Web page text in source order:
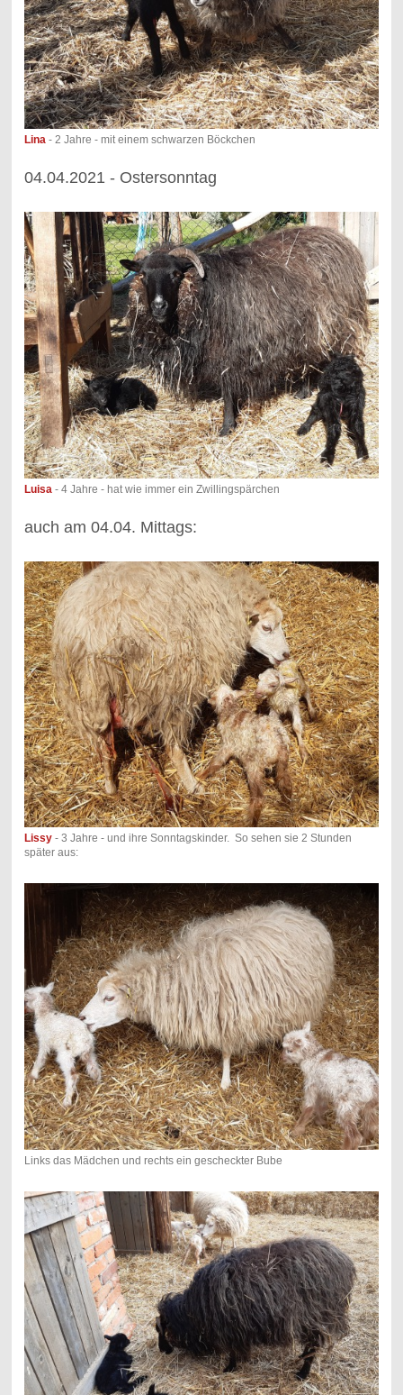
Lina- 2 Jahre - mit einem schwarzen Böckchen
04.04.2021 - Ostersonntag
Luisa - 4 Jahre - hat wie immer ein Zwillingspärchen
auch am 04.04. Mittags:
Lissy- 3 Jahre - und ihre Sonntagskinder. So sehen sie 2 Stunden
später aus:
Links das Mädchen und rechts ein gescheckter Bube